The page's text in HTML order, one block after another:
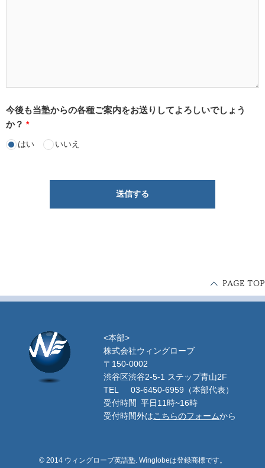
今後も当塾からの各種ご案内をお送りしてよろしいでしょう
か？ *
はい いいえ
<本部>
株式会社ウィングローブ
〒150-0002
渋谷区渋谷2-5-1 ステップ青山2F
TEL
03-6450-6959（本部代表）
受付時間 平日11時~16時
受付時間外はこちらのフォームから
© 2014 ウィングローブ英語塾. Winglobeは登録商標です。